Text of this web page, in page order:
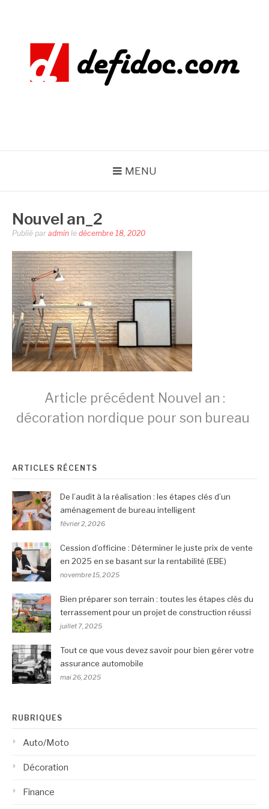
MENU
Nouvel an_2
Publié par admin le décembre 18, 2020
Lire
suite
Article précédent Nouvel an :
décoration nordique pour son bureau
ARTICLES RÉCENTS
De l’audit à la réalisation : les étapes clés d’un
aménagement de bureau intelligent
février 2, 2026
Cession d’officine : Déterminer le juste prix de vente
en 2025 en se basant sur la rentabilité (EBE)
novembre 15, 2025
Bien préparer son terrain : toutes les étapes clés du
terrassement pour un projet de construction réussi
juillet 7, 2025
Tout ce que vous devez savoir pour bien gérer votre
assurance automobile
mai 26, 2025
RUBRIQUES
Auto/Moto
Décoration
Finance